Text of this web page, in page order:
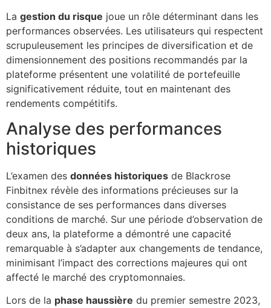
La gestion du risque joue un rôle déterminant dans les
performances observées. Les utilisateurs qui respectent
scrupuleusement les principes de diversification et de
dimensionnement des positions recommandés par la
plateforme présentent une volatilité de portefeuille
significativement réduite, tout en maintenant des
rendements compétitifs.
Analyse des performances
historiques
L’examen des données historiques de Blackrose
Finbitnex révèle des informations précieuses sur la
consistance de ses performances dans diverses
conditions de marché. Sur une période d’observation de
deux ans, la plateforme a démontré une capacité
remarquable à s’adapter aux changements de tendance,
minimisant l’impact des corrections majeures qui ont
affecté le marché des cryptomonnaies.
Lors de la phase haussière du premier semestre 2023,